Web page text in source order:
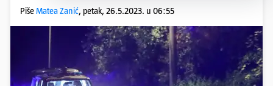
PišeMatea Zanić, petak, 26.5.2023. u 06:55